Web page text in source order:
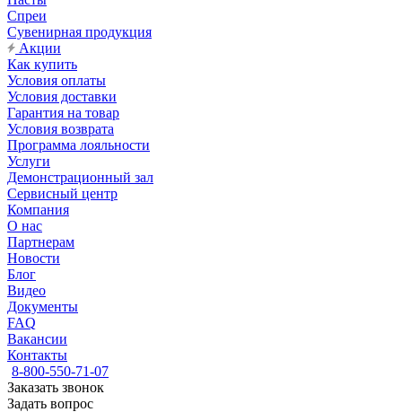
Спреи
Сувенирная продукция
Акции
Как купить
Условия оплаты
Условия доставки
Гарантия на товар
Условия возврата
Программа лояльности
Услуги
Демонстрационный зал
Сервисный центр
Компания
О нас
Партнерам
Новости
Блог
Видео
Документы
FAQ
Вакансии
Контакты
8-800-550-71-07
Заказать звонок
Задать вопрос